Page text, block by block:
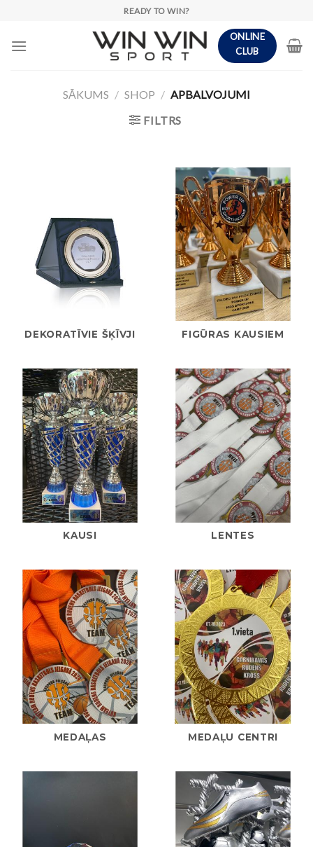
content
READY TO WIN?
ONLINE
CLUB
SĀKUMS / SHOP / APBALVOJUMI
FILTRS
DEKORATĪVIE ŠĶĪVJI FIGŪRAS KAUSIEM
KAUSI LENTES
MEDAĻAS MEDAĻU CENTRI